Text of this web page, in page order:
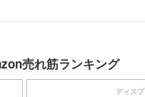
売れ筋ランキング
ディス